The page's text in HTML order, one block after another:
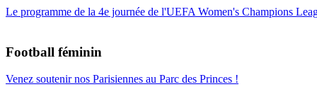
Le programme de la 4e journée de l'UEFA Women's Champions
Football féminin
Venez soutenir nos Parisiennes au Parc des Princes !